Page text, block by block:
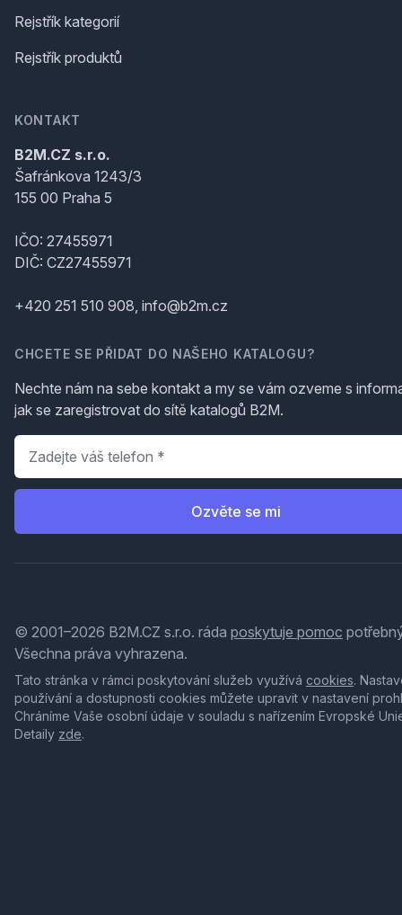
Rejstřík kategorií
Rejstřík produktů
KONTAKT
B2M.CZ s.r.o.
Šafránkova 1243/3
155 00 Praha 5
IČO: 27455971
DIČ: CZ27455971
+420 251 510 908, info@b2m.cz
CHCETE SE PŘIDAT DO NAŠEHO KATALOGU?
Nechte nám na sebe kontakt a my se vám ozveme s
jak se zaregistrovat do sítě katalogů B2M.
Telefon
Ozvěte se mi
© 2001–2026 B2M.CZ s.r.o. ráda poskytuje pomoc
Všechna práva vyhrazena.
Tato stránka v rámci poskytování služeb využívá cookies.
používání a dostupnosti cookies můžete upravit v nastavení
Chráníme Vaše osobní údaje v souladu s nařízením Evropské
Detaily zde.